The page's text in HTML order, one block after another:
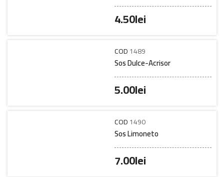
4.50lei
COD1489
Sos Dulce-Acrisor
5.00lei
COD1490
Sos Limoneto
7.00lei